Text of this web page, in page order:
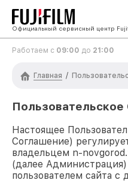
Официальный сервисный центр
Работаем с 09:00 до 21:00
Главная /
Настоящее
Соглашение)
владельцем n-
(далее
пользователем сайта с